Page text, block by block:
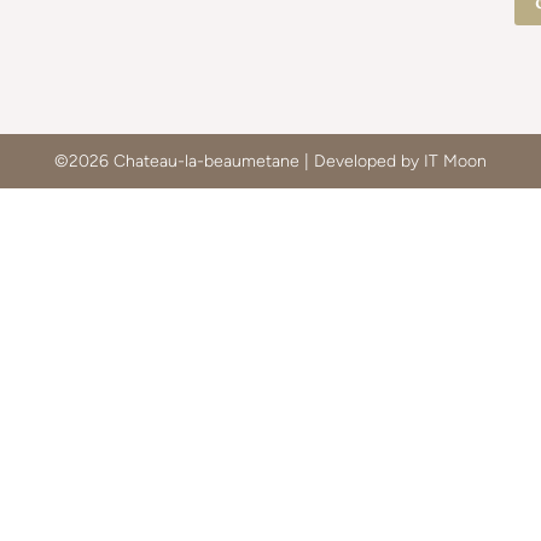
©2026 Chateau-la-beaumetane | Developed by IT Moon